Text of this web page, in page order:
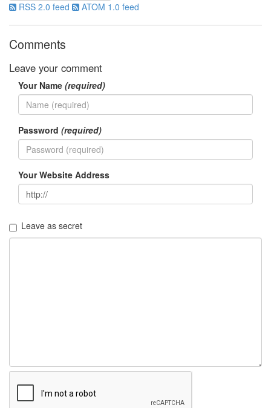
RSS 2.0 feed ATOM 1.0 feed
Comments
Leave your comment
Your Name (required)
Password (required)
Your Website Address
Leave as secret
표
iPutty
AnNyung
Notices
Find!
Categories
체
째
고
일